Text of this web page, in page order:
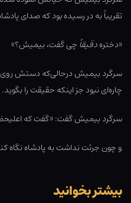
تقریباً به در رسیده بود که صدای
«دخترهدقیقاً چی گفت، بیمیش؟»
سرگرد بیمیش درحالی‌که دستش روی
چاره‌ای نبود جز اینکه حقیقت را بگوید.
سرگرد بیمیش گفت: «گفت که
و چون جرئت نداشت به پادشاه نگاه
بیشتر بخوانید